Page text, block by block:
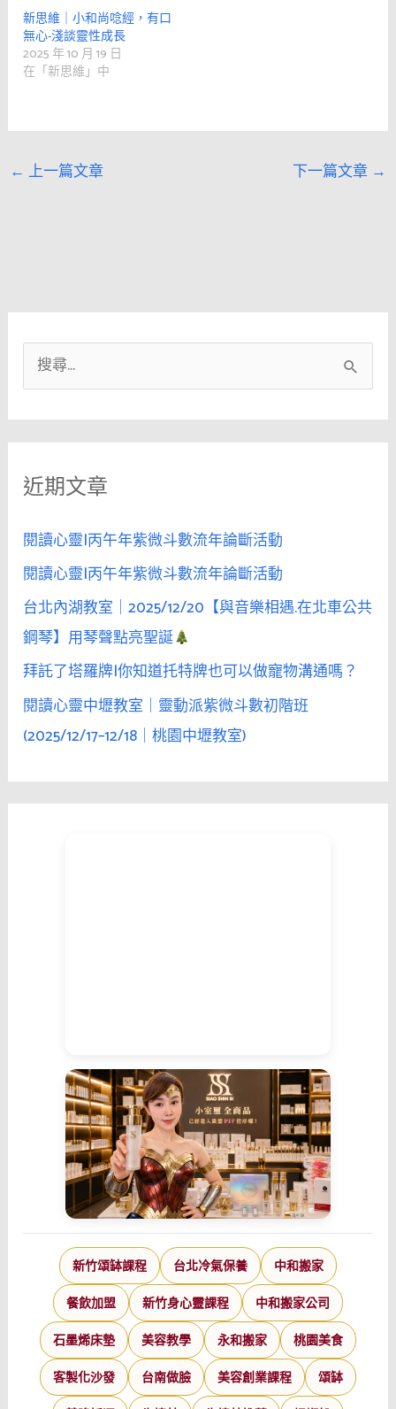
新思維｜小和尚唸經，有口
無心-淺談靈性成長
2025 年 10 月 19 日
在「新思維」中
← 上一篇文章 下一篇文章 →
尋
關
字
近期文章
閱讀心靈|丙午年紫微斗數流年論斷活動
閱讀心靈|丙午年紫微斗數流年論斷活動
台北內湖教室｜2025/12/20【與音樂相遇.在北車公共
鋼琴】用琴聲點亮聖誕
拜託了塔羅牌|你知道托特牌也可以做寵物溝通嗎？
閱讀心靈中壢教室｜靈動派紫微斗數初階班
(2025/12/17–12/18｜桃園中壢教室)
新竹頌缽課程 台北冷氣保養 中和搬家
餐飲加盟 新竹身心靈課程 中和搬家公司
石墨烯床墊 美容教學 永和搬家 桃園美食
客製化沙發 台南做臉 美容創業課程 頌缽